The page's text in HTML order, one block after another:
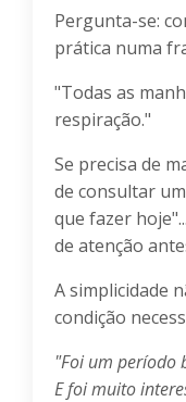
Pergunta-se:
prática numa
"Todas as
respiração."
Se precisa de
de consultar
que fazer
de atenção
A simplicidade
condição
"Foi um período
E foi muito